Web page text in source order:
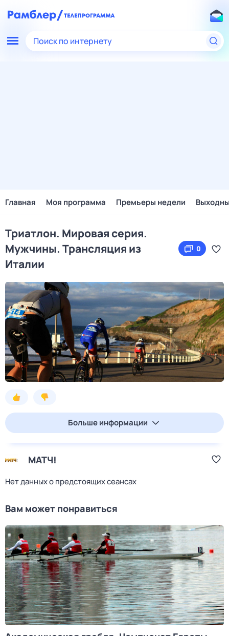
Поиск по интернету
Главная Моя программа Премьеры недели
Триатлон. Мировая серия.
Мужчины. Трансляция из
Италии
0
Больше информации
МАТЧ!
Нет данных о предстоящих сеансах
Вам может понравиться